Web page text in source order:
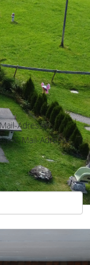
Adresse
E-Mail-Adresse